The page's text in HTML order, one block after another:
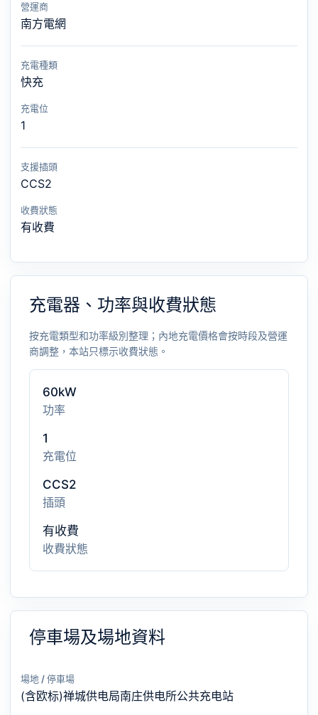
營運商
南方電網
充電種類
快充
充電位
1
支援插頭
CCS2
收費狀態
有收費
充電器、功率與收費狀態
按充電類型和功率級別整理；內地充電價格會按時段及營運
商調整，本站只標示收費狀態。
60kW
功率
1
充電位
CCS2
插頭
有收費
收費狀態
停車場及場地資料
場地 / 停車場
(含欧标)禅城供电局南庄供电所公共充电站